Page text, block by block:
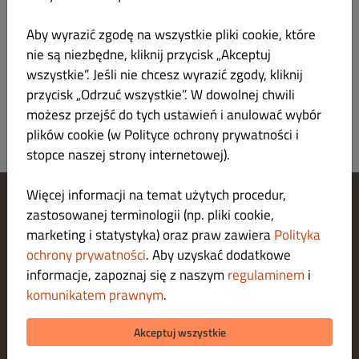
WRAPY Wszystko KEBAB SPECIAL MIXY KANAPKI
Nie znaleziono pozycji menu w tej kategorii.
Zarządzaj ustawieniami cookies
Skontaktuj się z nami
Polityka ochrony prywatności
Regulamin
Legal notice
O nas
METODY PŁATNOŚCI ZA DOSTAWĘ
Aby wyrazić zgodę na wszystkie pliki cookie, które
nie są niezbędne, kliknij przycisk „Akceptuj
wszystkie”. Jeśli nie chcesz wyrazić zgody, kliknij
przycisk „Odrzuć wszystkie”. W dowolnej chwili
możesz przejść do tych ustawień i anulować wybór
plików cookie (w Polityce ochrony prywatności i
stopce naszej strony internetowej).
Więcej informacji na temat użytych procedur,
zastosowanej terminologii (np. pliki cookie,
marketing i statystyka) oraz praw zawieraPolityka
ochrony prywatności. Aby uzyskać dodatkowe
informacje, zapoznaj się z naszym regulaminem i
komunikatem prawnym.
Akceptuj wszystkie